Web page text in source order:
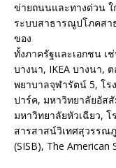
ข่ายถนนและทางด่วน
ระบบสาธารณูปโภคสา
ของ
ทั้งภาครัฐและเอกชน
บางนา, IKEA บางนา,
พยาบาลจุฬารัตน์ 5, โร
ปาร์ค, มหาวิทยาลัยอัส
มหาวิทยาลัยหัวเฉียว, โ
สารสาสน์วิเทศสุวรรณ
(SISB), The